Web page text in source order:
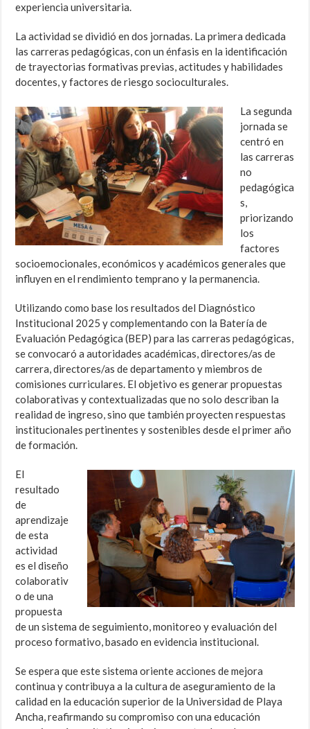
experiencia universitaria.
La actividad se dividió en dos jornadas. La primera dedicada
las carreras pedagógicas, con un énfasis en la identificación
de trayectorias formativas previas, actitudes y habilidades
docentes, y factores de riesgo socioculturales.
La segunda
jornada se
centró en
las carreras
no
pedagógica
s,
priorizando
los
factores
socioemocionales, económicos y académicos generales que
influyen en el rendimiento temprano y la permanencia.
Utilizando como base los resultados del Diagnóstico
Institucional 2025 y complementando con la Batería de
Evaluación Pedagógica (BEP) para las carreras pedagógicas,
se convocaró a autoridades académicas, directores/as de
carrera, directores/as de departamento y miembros de
comisiones curriculares. El objetivo es generar propuestas
colaborativas y contextualizadas que no solo describan la
realidad de ingreso, sino que también proyecten respuestas
institucionales pertinentes y sostenibles desde el primer año
de formación.
El
resultado
de
aprendizaje
de esta
actividad
es el diseño
colaborativ
o de una
propuesta
de un sistema de seguimiento, monitoreo y evaluación del
proceso formativo, basado en evidencia institucional.
Se espera que este sistema oriente acciones de mejora
continua y contribuya a la cultura de aseguramiento de la
calidad en la educación superior de la Universidad de Playa
Ancha, reafirmando su compromiso con una educación